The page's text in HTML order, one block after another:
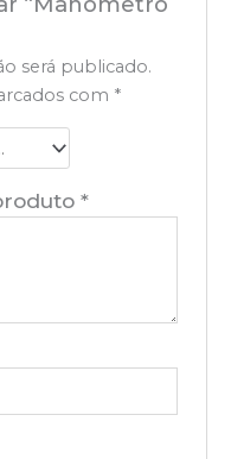
será publicado.
com *
*